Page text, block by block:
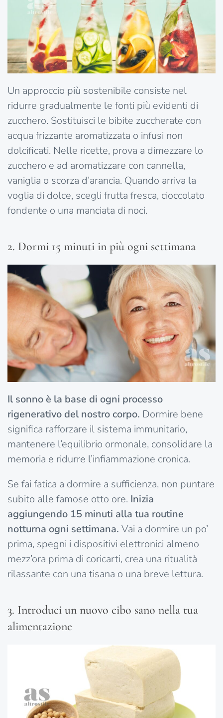
Un approccio più sostenibile consiste nel
ridurre gradualmente le fonti più evidenti di
zucchero. Sostituisci le bibite zuccherate con
acqua frizzante aromatizzata o infusi non
dolcificati. Nelle ricette, prova a dimezzare lo
zucchero e ad aromatizzare con cannella,
vaniglia o scorza d’arancia. Quando arriva la
voglia di dolce, scegli frutta fresca, cioccolato
fondente o una manciata di noci.
2. Dormi 15 minuti in più ogni settimana
Il sonno è la base di ogni processo
rigenerativo del nostro corpo. Dormire bene
significa rafforzare il sistema immunitario,
mantenere l’equilibrio ormonale, consolidare la
memoria e ridurre l’infiammazione cronica.
Se fai fatica a dormire a sufficienza, non puntare
subito alle famose otto ore. Inizia
aggiungendo 15 minuti alla tua routine
notturna ogni settimana. Vai a dormire un po’
prima, spegni i dispositivi elettronici almeno
mezz’ora prima di coricarti, crea una ritualità
rilassante con una tisana o una breve lettura.
3. Introduci un nuovo cibo sano nella tua
alimentazione